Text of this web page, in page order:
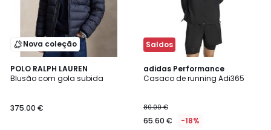
Nova coleção
POLO RALPH LAUREN
Blusão com gola subida
375.00 €
2
Cores
Saldos
adidas Performance
Casaco de running Adi365
80.00 €
65.60 € -18%
4,8
/ 5